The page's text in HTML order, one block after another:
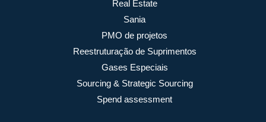
Real Estate
Sania
PMO de projetos
Reestruturação de Suprimentos
Gases Especiais
Sourcing & Strategic Sourcing
Spend assessment